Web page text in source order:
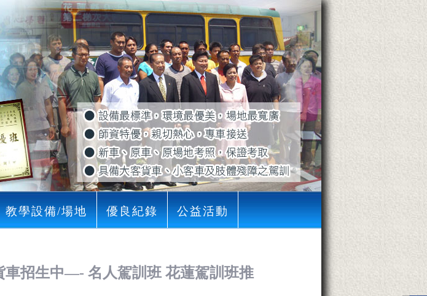
教學設備/場地 優良紀錄 公益活動
車招生中—- 名人駕訓班 花蓮駕訓班推